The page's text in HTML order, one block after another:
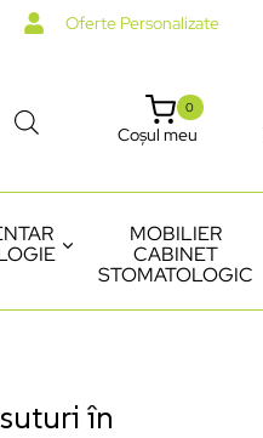
Oferte Personalizate
Coșul meu
0
MOBILIER
CABINET
STOMATOLOGIC
în